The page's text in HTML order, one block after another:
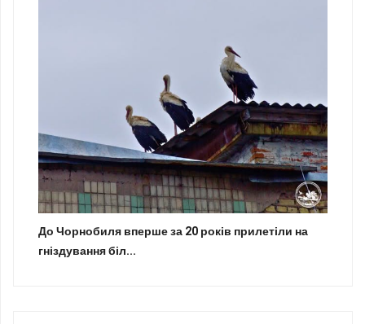
До Чорнобиля вперше за 20 років прилетіли на
гніздування біл...